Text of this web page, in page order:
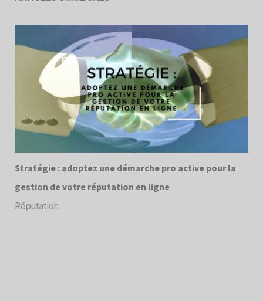
Stratégie : adoptez une démarche pro active pour la
gestion de votre réputation en ligne
Réputation